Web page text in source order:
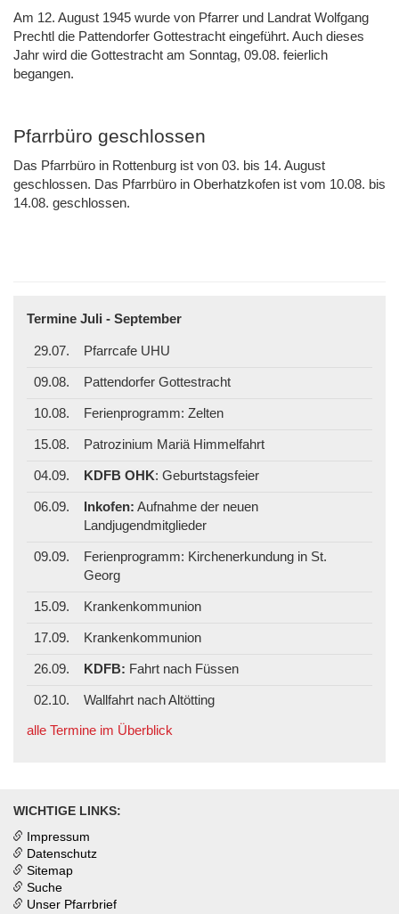
Am 12. August 1945 wurde von Pfarrer und Landrat Wolfgang
Prechtl die Pattendorfer Gottestracht eingeführt. Auch dieses
Jahr wird die Gottestracht am Sonntag, 09.08. feierlich
begangen.
Pfarrbüro geschlossen
Das Pfarrbüro in Rottenburg ist von 03. bis 14. August
geschlossen. Das Pfarrbüro in Oberhatzkofen ist vom 10.08. bis
14.08. geschlossen.
Termine Juli - September
29.07. Pfarrcafe UHU
09.08. Pattendorfer Gottestracht
10.08. Ferienprogramm: Zelten
15.08. Patrozinium Mariä Himmelfahrt
04.09. KDFB OHK: Geburtstagsfeier
06.09. Inkofen: Aufnahme der neuen
Landjugendmitglieder
09.09.
Ferienprogramm: Kirchenerkundung in St.
Georg
15.09. Krankenkommunion
17.09. Krankenkommunion
26.09. KDFB: Fahrt nach Füssen
02.10.
Wallfahrt nach Altötting
alle Termine im Überblick
WICHTIGE LINKS:
Impressum
Datenschutz
Sitemap
Suche
Unser Pfarrbrief